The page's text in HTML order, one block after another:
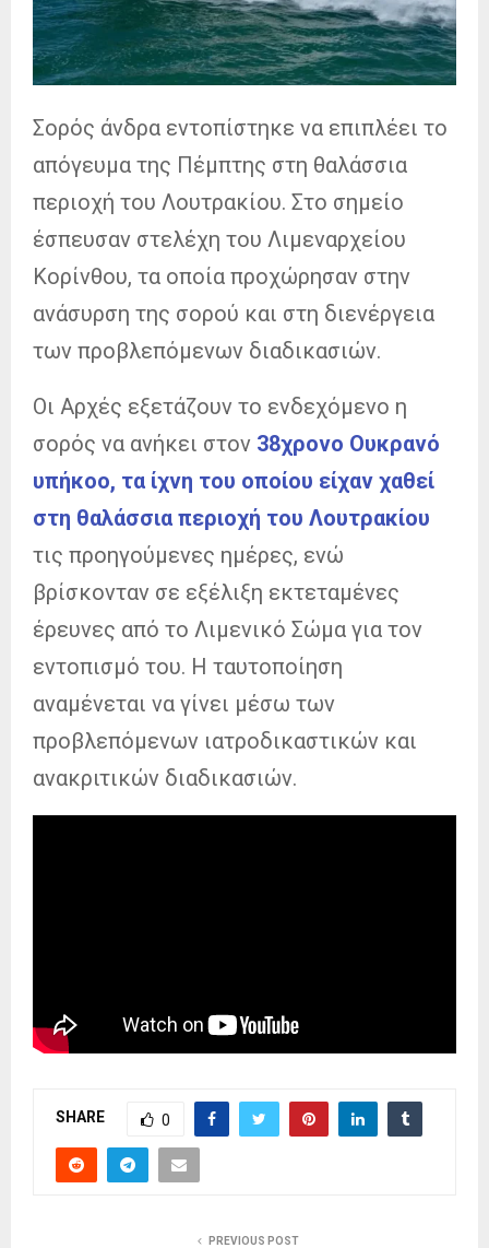
Σορός άνδρα εντοπίστηκε να επιπλέει το
απόγευμα της Πέμπτης στη θαλάσσια
περιοχή του Λουτρακίου. Στο σημείο
έσπευσαν στελέχη του Λιμεναρχείου
Κορίνθου, τα οποία προχώρησαν στην
ανάσυρση της σορού και στη διενέργεια
των προβλεπόμενων διαδικασιών.
Οι Αρχές εξετάζουν το ενδεχόμενο η
σορός να ανήκει στον 38χρονο Ουκρανό
υπήκοο, τα ίχνη του οποίου είχαν χαθεί
στη θαλάσσια περιοχή του Λουτρακίου
τις προηγούμενες ημέρες, ενώ
βρίσκονταν σε εξέλιξη εκτεταμένες
έρευνες από το Λιμενικό Σώμα για τον
εντοπισμό του. Η ταυτοποίηση
αναμένεται να γίνει μέσω των
προβλεπόμενων ιατροδικαστικών και
ανακριτικών διαδικασιών.
SHARE 0
PREVIOUS POST